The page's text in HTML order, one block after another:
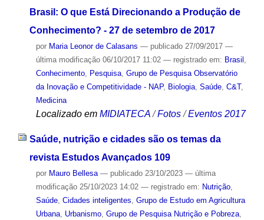
Brasil: O que Está Direcionando a Produção de
Conhecimento? - 27 de setembro de 2017
por Maria Leonor de Calasans — publicado27/09/2017 —
última modificação06/10/2017 11:02 — registrado em: Brasil ,
Conhecimento, Pesquisa, Grupo de Pesquisa Observatório
da Inovação e Competitividade - NAP, Biologia, Saúde, C&T,
Medicina
Localizado em MIDIATECA /Fotos /Eventos 2017
Saúde, nutrição e cidades são os temas da
revista Estudos Avançados 109
por Mauro Bellesa — publicado23/10/2023 — última
modificação25/10/2023 14:02 — registrado em: Nutrição,
Saúde, Cidades inteligentes, Grupo de Estudo em Agricultura
Urbana, Urbanismo, Grupo de Pesquisa Nutrição e Pobreza,